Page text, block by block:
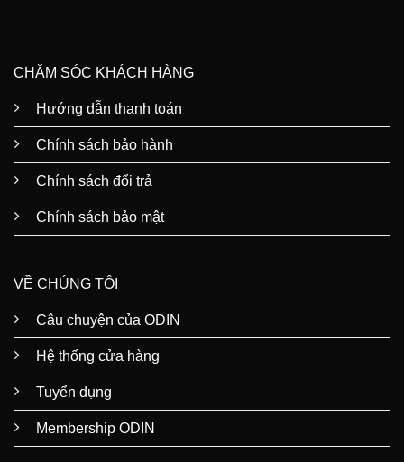
CHĂM SÓC KHÁCH HÀNG
Hướng dẫn thanh toán
Chính sách bảo hành
Chính sách đổi trả
Chính sách bảo mật
VỀ CHÚNG TÔI
Câu chuyện của ODIN
Hệ thống cửa hàng
Tuyển dụng
Membership ODIN